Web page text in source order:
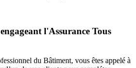
l'Assurance Tous
du Bâtiment, vous êtes appelé à